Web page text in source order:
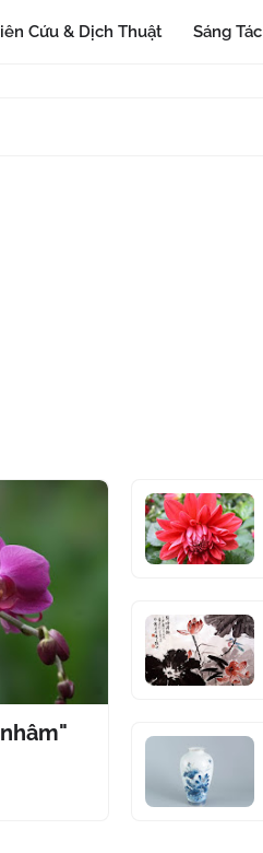
Cứu & Dịch Thuật Sáng Tác